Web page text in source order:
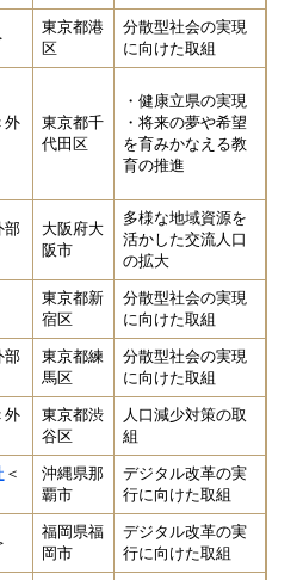
東京都港
区
分散型社会の実現
に向けた取組
外
東京都千
代田区
・健康立県の実現
・将来の夢や希望
を育みかなえる教
部
大阪府大
阪市
多様な地域資源を
活かした交流人口
の拡大
東京都新
宿区
分散型社会の実現
に向けた取組
部
東京都練
馬区
分散型社会の実現
に向けた取組
外
東京都渋
谷区
人口減少対策の取
組
＜
沖縄県那
覇市
デジタル改革の実
行に向けた取組
福岡県福
岡市
デジタル改革の実
行に向けた取組